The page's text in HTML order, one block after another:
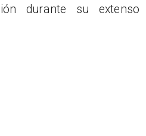
durante su extenso